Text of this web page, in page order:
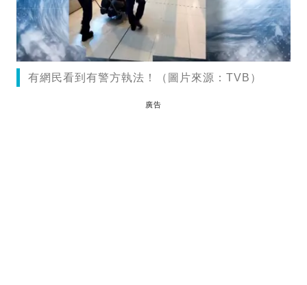
有網民看到有警方執法！（圖片來源：TVB）
廣告